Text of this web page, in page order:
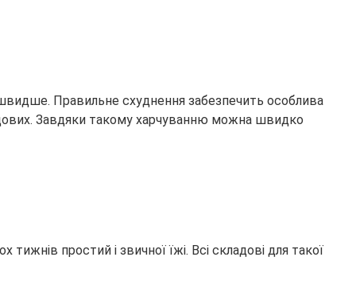
Правильне схуднення забезпечить особлива
Завдяки такому харчуванню можна швидко
простий і звичної їжі. Всі складові для такої